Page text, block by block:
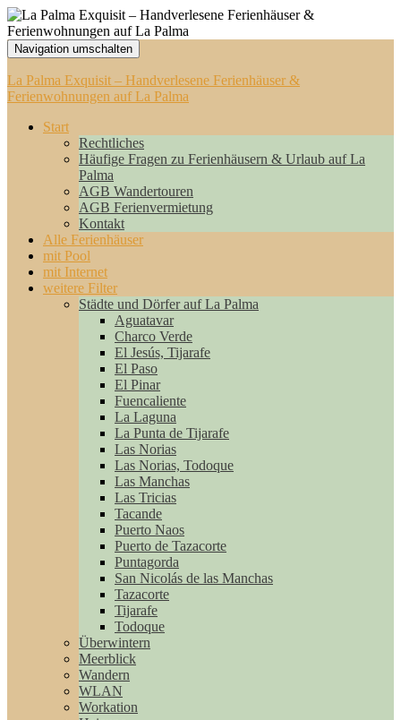
Navigation umschalten
La Palma Exquisit – Handverlesene Ferienhäuser &
Ferienwohnungen auf La Palma
Start
Rechtliches
Häufige Fragen zu Ferienhäusern & Urlaub auf La
Palma
AGB Wandertouren
AGB Ferienvermietung
Kontakt
Alle Ferienhäuser
mit Pool
mit Internet
weitere Filter
Städte und Dörfer auf La Palma
Aguatavar
Charco Verde
El Jesús, Tijarafe
El Paso
El Pinar
Fuencaliente
La Laguna
La Punta de Tijarafe
Las Norias
Las Norias, Todoque
Las Manchas
Las Tricias
Tacande
Puerto Naos
Puerto de Tazacorte
Puntagorda
San Nicolás de las Manchas
Tazacorte
Tijarafe
Todoque
Überwintern
Meerblick
Wandern
WLAN
Workation